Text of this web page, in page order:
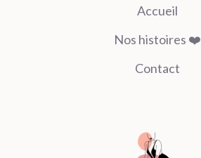
Accueil
Nos histoires ❤️
Contact